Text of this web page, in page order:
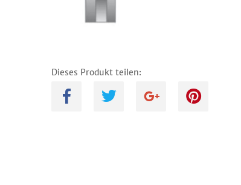
Dieses Produkt teilen:
A B C D